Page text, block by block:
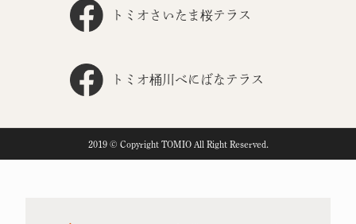
トミオさいたま桜テラス
トミオ桶川べにばなテラス
2019 © Copyright TOMIO All Right Reserved.